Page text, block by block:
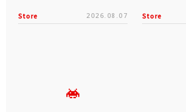
Store 2026.08.07 Store